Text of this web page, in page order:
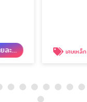
ดูรายละเอียด เศษเหล็ก